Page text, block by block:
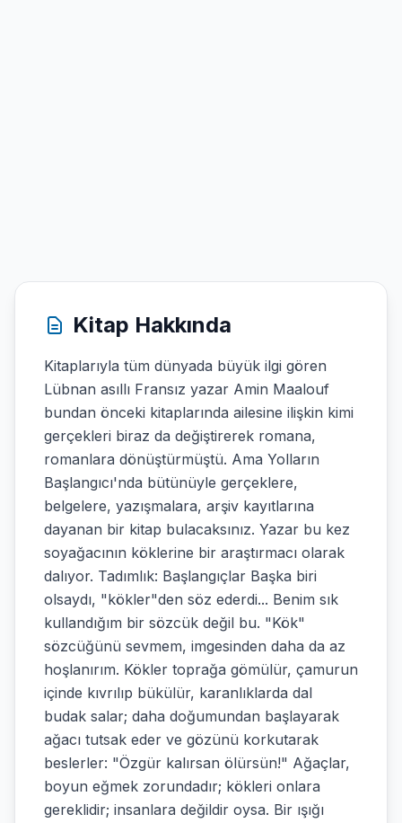
Kitap Hakkında
Kitaplarıyla tüm dünyada büyük ilgi gören
Lübnan asıllı Fransız yazar Amin Maalouf
bundan önceki kitaplarında ailesine ilişkin kimi
gerçekleri biraz da değiştirerek romana,
romanlara dönüştürmüştü. Ama Yolların
Başlangıcı'nda bütünüyle gerçeklere,
belgelere, yazışmalara, arşiv kayıtlarına
dayanan bir kitap bulacaksınız. Yazar bu kez
soyağacının köklerine bir araştırmacı olarak
dalıyor. Tadımlık: Başlangıçlar Başka biri
olsaydı, "kökler"den söz ederdi... Benim sık
kullandığım bir sözcük değil bu. "Kök"
sözcüğünü sevmem, imgesinden daha da az
hoşlanırım. Kökler toprağa gömülür, çamurun
içinde kıvrılıp bükülür, karanlıklarda dal
budak salar; daha doğumundan başlayarak
ağacı tutsak eder ve gözünü korkutarak
beslerler: "Özgür kalırsan ölürsün!" Ağaçlar,
boyun eğmek zorundadır; kökleri onlara
gereklidir; insanlara değildir oysa. Bir ışığı